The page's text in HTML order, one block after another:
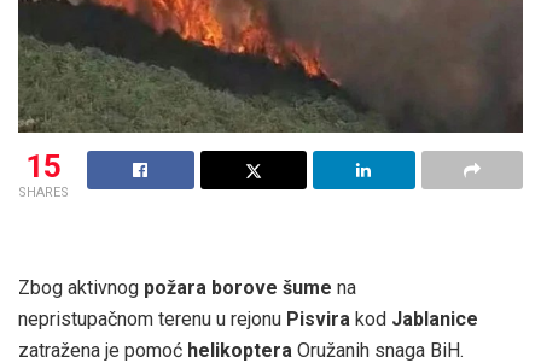
15
SHARES
Zbog aktivnog požara borove šume na
nepristupačnom terenu u rejonu Pisvira kod Jablanice
zatražena je pomoć helikoptera Oružanih snaga BiH.